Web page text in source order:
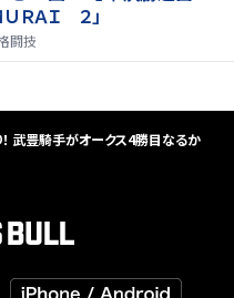
ＲＡＩ ２」
闘技
武豊騎手がオークス4勝目なるか